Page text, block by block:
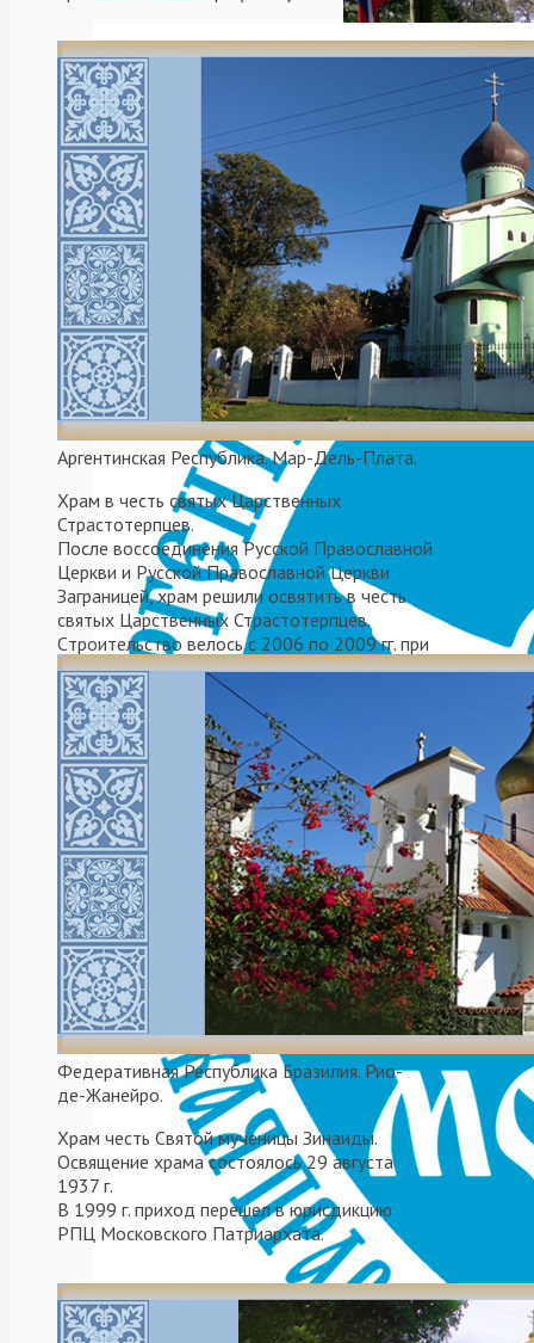
Аргентинская Республика. Мар-Дель-Плата.
Храм в честь святых Царственных
Страстотерпцев.
После воссоединения Русской Православной
Церкви и Русской Православной Церкви
Заграницей, храм решили освятить в честь
святых Царственных Страстотерпцев.
Cтроительствo велось с 2006 по 2009 гг. при
митрополите Платоне (Удовенко).
Федеративная Республика Бразилия. Рио-
де-Жанейро.
Храм честь Святой мученицы Зинаиды.
Освящение храма состоялось 29 августа
1937 г.
В 1999 г. приход перешел в юрисдикцию
РПЦ Московского Патриархата.
акт торжественного
представители
и торгового
Южноамериканской
управляющего
кафедрального
Ивановны Яроцкой.
Идея создания
инициативе
(CCCRA), а в 2016 году
сентябре это событие
Castañeda, Valentín Alsina
«Эта инициатива
председатель CCCRA,
все страны имеют здесь
По словам секретаря
«эта площадь служит
«Для российской
Виктор Коронелли.
представительство и
Просмотры (77)
Поделиться:
Отправить ссылку
Отправить ссылку в
Отправить ссылку в